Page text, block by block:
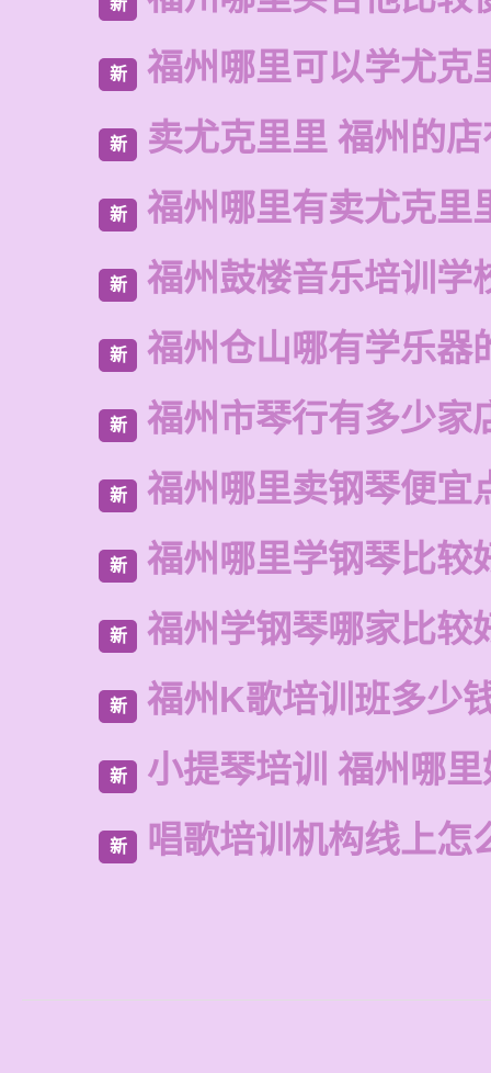
新
新 福州哪里可以学尤克
新 卖尤克里里 福州的
新 福州哪里有卖尤克里
新 福州鼓楼音乐培训学
新 福州仓山哪有学乐器
新 福州市琴行有多少家
新 福州哪里卖钢琴便宜
新 福州哪里学钢琴比较
新 福州学钢琴哪家比较
新 福州K歌培训班多少
新 小提琴培训 福州哪
新 唱歌培训机构线上怎